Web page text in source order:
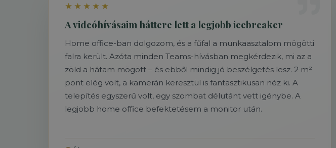
★★★★★
A videóhívásaim háttere lett a legjobb icebreaker
Home office-ban dolgozom, és a fűfal a munkaasztalom mögötti
falra került. Azóta minden Teams-hívásban megkérdezik, mi az a
zöld a hátam mögött – és ebből mindig jó beszélgetés lesz. 2 m²
pont elég volt, a kamerán keresztül is fantasztikusan néz ki. A
telepítés egyszerű volt, egy szombat délutánt vett igénybe. A
legjobb home office befektetésem a monitor után.